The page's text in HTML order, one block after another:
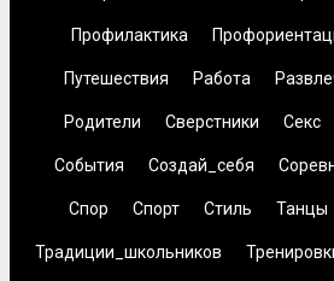
Профилактика
Путешествия Работа
Родители Сверстники Секс
События Создай_себя
Спор Спорт Стиль Танцы
Традиции_школьников